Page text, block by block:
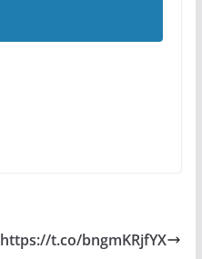
https://t.co/bngmKRjfYX